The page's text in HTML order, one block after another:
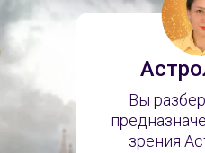
Вы
зрения